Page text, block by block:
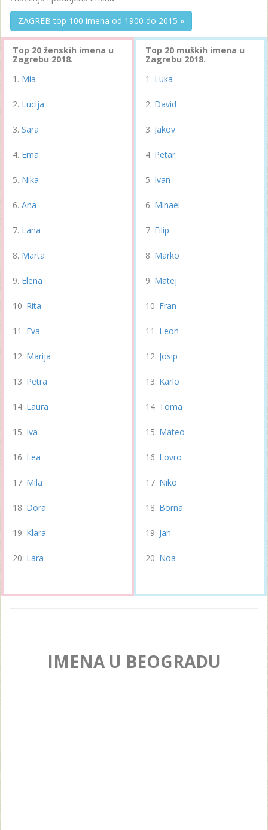
ZAGREB top 100 imena od 1900 do 2015 »
Top 20 ženskih imena u
Zagrebu 2018.
Mia
Lucija
Sara
Ema
Nika
Ana
Lana
Marta
Elena
Rita
Eva
Marija
Petra
Laura
Iva
Lea
Mila
Dora
Klara
Lara
Top 20 muških imena u
Zagrebu 2018.
Luka
David
Jakov
Petar
Ivan
Mihael
Filip
Marko
Matej
Fran
Leon
Josip
Karlo
Toma
Mateo
Lovro
Niko
Borna
Jan
Noa
IMENA U BEOGRADU